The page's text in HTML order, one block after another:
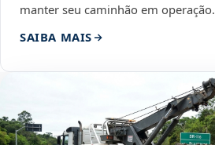
manter seu caminhão em operação.
SAIBA MAIS